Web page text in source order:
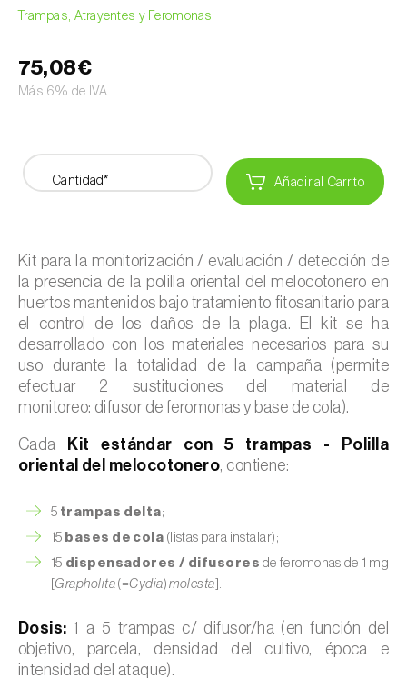
Trampas, Atrayentes y Feromonas
75,08€
Más 6% de IVA
Cantidad* Añadir al Carrito
Kit para la monitorización / evaluación / detección de
la presencia de la polilla oriental del melocotonero en
huertos mantenidos bajo tratamiento fitosanitario para
el control de los daños de la plaga. El kit se ha
desarrollado con los materiales necesarios para su
uso durante la totalidad de la campaña (permite
efectuar 2 sustituciones del material de
monitoreo: difusor de feromonas y base de cola).
Cada
Kit estándar con 5 trampas - Polilla
oriental del melocotonero, contiene:
5 trampas delta;
15 bases de cola (listas para instalar);
15 dispensadores / difusores de feromonas de 1 mg
[Grapholita(=Cydia)molesta
Dosis: 1 a 5 trampas c/ difusor/ha (en función del
objetivo, parcela, densidad del cultivo, época e
intensidad del ataque).